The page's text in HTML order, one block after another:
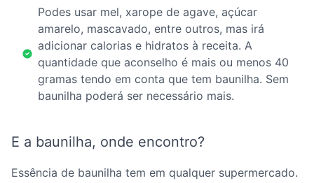
Podes usar mel, xarope de agave, açúcar
amarelo, mascavado, entre outros, mas irá
adicionar calorias e hidratos à receita. A
quantidade que aconselho é mais ou menos 40
gramas tendo em conta que tem baunilha. Sem
baunilha poderá ser necessário mais.
E a baunilha, onde encontro?
Essência de baunilha tem em qualquer supermercado.